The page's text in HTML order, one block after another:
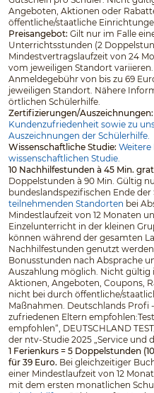
Angeboten, Aktionen oder
öffentliche/staatliche
Preisangebot: Gilt nur im Falle
Unterrichtsstunden (2
Mindestvertragslaufzeit von 24
vom jeweiligen Standort
Anmeldegebühr von bis zu 69
jeweiligen Standort. Nähere
örtlichen Schülerhilfe.
Zertifizierungen/Auszeichnungen:
Kundenzufriedenheit sowie zu
Auszeichnungen der Schülerhilfe.
Wissenschaftliche Studie:
wissenschaftlichen Studie.
10 Nachhilfestunden à 45 Min.
Doppelstunden à 90 Min. Gültig
bundeslandspezifischen Ende
teilnehmenden Standorten bei
Mindestlaufzeit von 12 Monaten
Einzelunterricht in der kleinen
können während der gesamten
Nachhilfestunden genutzt
Bonusstunden nach Absprache
Auszahlung möglich. Nicht gültig
Aktionen, Angeboten, Coupons,
nicht bei durch öffentliche/
Maßnahmen. Deutschlands Profi
zufriedenen Eltern
empfohlen“, DEUTSCHLAND
der ntv-Studie 2025 „Service und
1 Ferienkurs = 5 Doppelstunden
für 39 Euro. Bei gleichzeitiger
einer Mindestlaufzeit von 12
mit dem ersten monatlichen